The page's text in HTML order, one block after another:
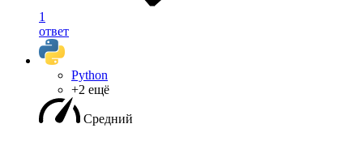
1
ответ
Python
+2 ещё
Средний